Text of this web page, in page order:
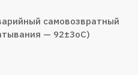
самовозвратный
— 92±3оС)